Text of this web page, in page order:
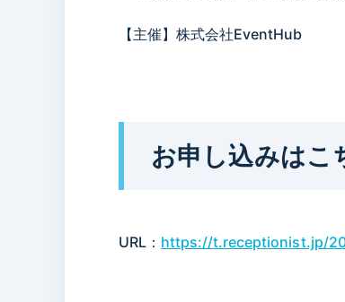
【主催】株式会社EventHub
お申し込みはこ
URL： https://t.receptionist.jp/